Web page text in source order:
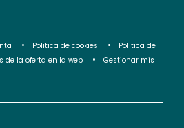
Politica de cookies
Politica de
de la oferta en la web
Gestionar mis